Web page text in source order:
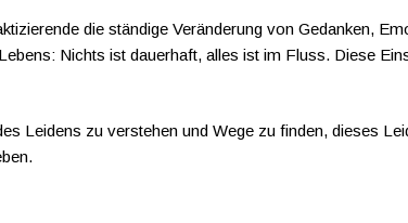
die ständige Veränderung von Gedanken,
Nichts ist dauerhaft, alles ist im Fluss. Diese
Leidens zu verstehen und Wege zu finden, dieses